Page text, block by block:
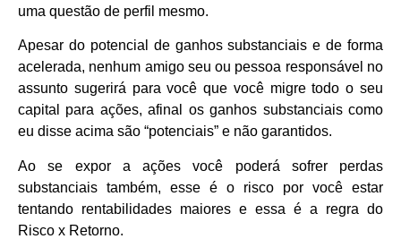
uma questão de perfil mesmo.
Apesar do potencial de ganhos substanciais e de forma
acelerada, nenhum amigo seu ou pessoa responsável no
assunto sugerirá para você que você migre todo o seu
capital para ações, afinal os ganhos substanciais como
eu disse acima são “potenciais” e não garantidos.
Ao se expor a ações você poderá sofrer perdas
substanciais também, esse é o risco por você estar
tentando rentabilidades maiores e essa é a regra do
Risco x Retorno.